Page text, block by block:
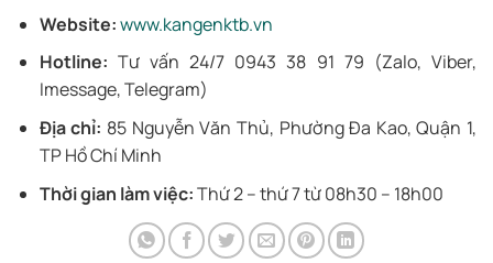
Website:www.kangenktb.vn
Hotline: Tư vấn 24/7 0943 38 91 79 (Zalo, Viber,
Imessage, Telegram)
Địa chỉ: 85 Nguyễn Văn Thủ, Phường Đa Kao, Quận 1,
TP Hồ Chí Minh
Thời gian làm việc:Thứ 2 – thứ 7 từ 08h30 – 18h00